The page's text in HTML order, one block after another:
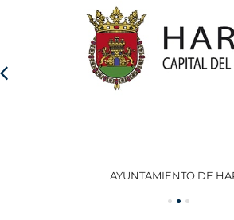
AYUNTAMIENTO DE